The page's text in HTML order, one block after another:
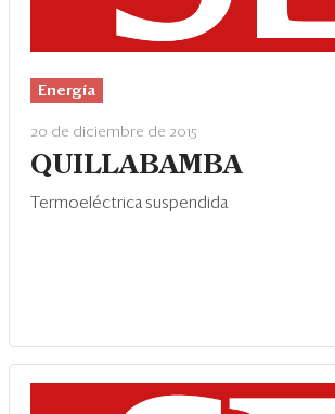
Energía
20 de diciembre de 2015
QUILLABAMBA
Termoeléctrica suspendida